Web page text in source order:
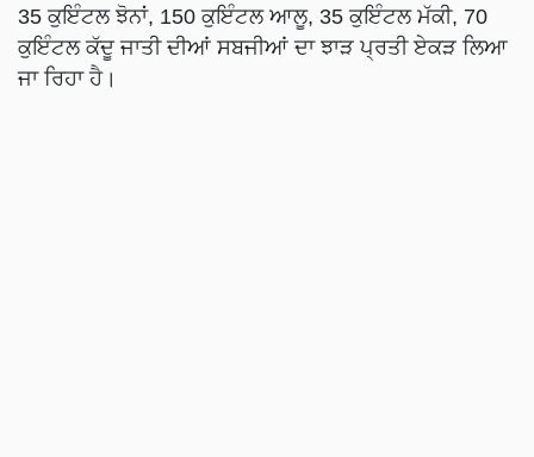
35 ਕੁਇੰਟਲ ਝੋਨਾਂ, 150 ਕੁਇੰਟਲ ਆਲੂ, 35 ਕੁਇੰਟਲ ਮੱਕੀ, 70
ਕੁਇੰਟਲ ਕੱਦੂ ਜਾਤੀ ਦੀਆਂ ਸਬਜੀਆਂ ਦਾ ਝਾੜ ਪ੍ਰਤੀ ਏਕੜ ਲਿਆ
ਜਾ ਰਿਹਾ ਹੈ।